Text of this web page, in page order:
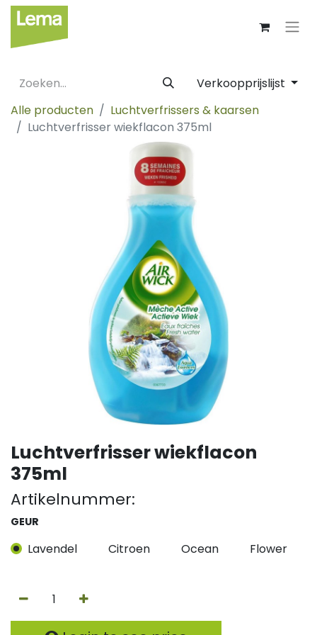
Verkoopprijslijst
Alle producten
Luchtverfrissers & kaarsen
Luchtverfrisser wiekflacon 375ml
Luchtverfrisser wiekflacon
375ml
Artikelnummer:
GEUR
Lavendel Citroen Ocean Flower